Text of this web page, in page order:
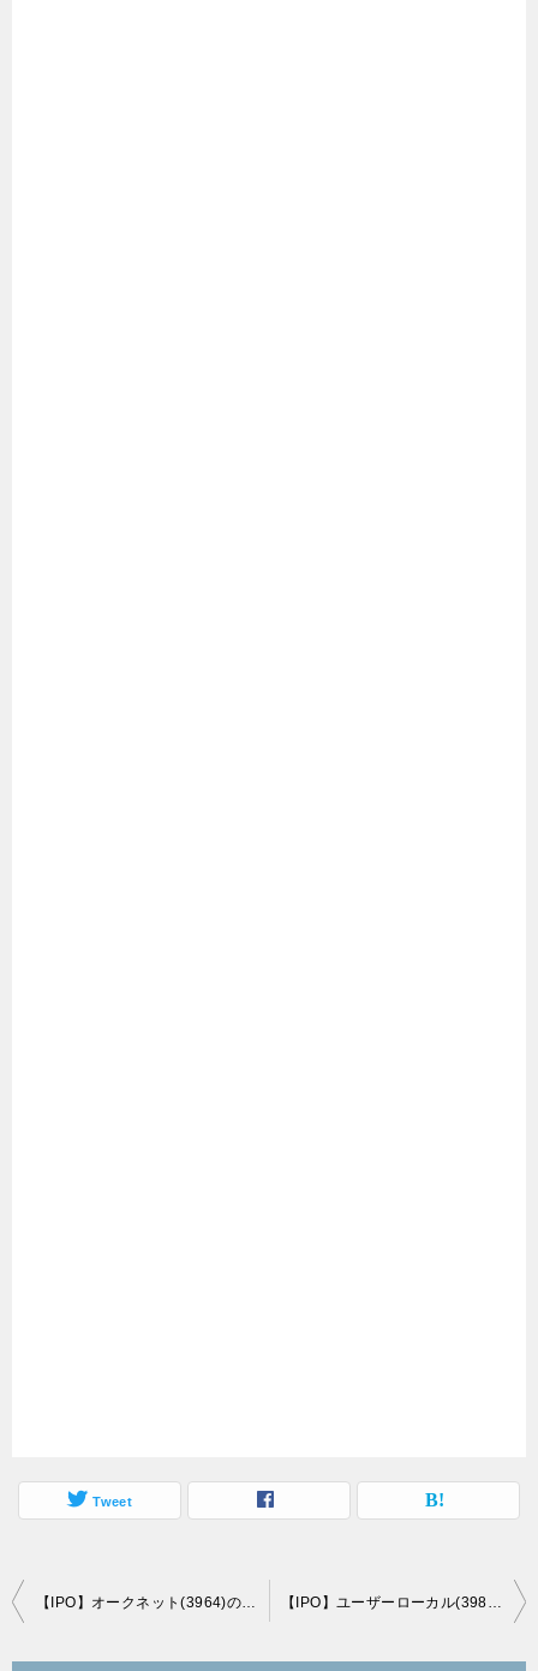
Tweet
投
【IPO】オークネット(3964)のＢＢスタンスと初値予想 【IPO】ユーザーローカル(3984)のＢＢスタンスと初値予想